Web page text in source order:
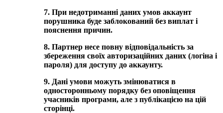
7. При недотриманні даних умов аккаунт
порушника буде заблокований без виплат і
пояснення причин.
8. Партнер несе повну відповідальність за
збереження своїх авторизаційних даних (логіна і
пароля) для доступу до аккаунту.
9. Дані умови можуть змінюватися в
односторонньому порядку без оповіщення
учасників програми, але з публікацією на цій
сторінці.